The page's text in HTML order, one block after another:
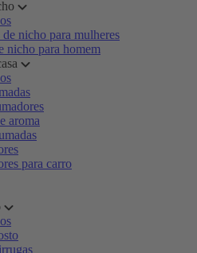
de nicho para mulheres
nicho para homem
aroma
para carro